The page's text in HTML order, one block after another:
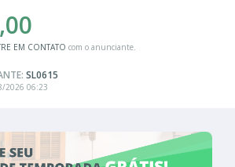
EM CONTATO com o anunciante.
SL0615
2026 06:23